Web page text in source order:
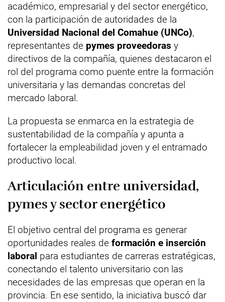
académico, empresarial y del sector energético,
con la participación de autoridades de la
Universidad Nacional del Comahue (UNCo),
representantes de pymes proveedoras y
directivos de la compañía, quienes destacaron el
rol del programa como puente entre la formación
universitaria y las demandas concretas del
mercado laboral.
La propuesta se enmarca en la estrategia de
sustentabilidad de la compañía y apunta a
fortalecer la empleabilidad joven y el entramado
productivo local.
Articulación entre universidad,
pymes y sector energético
El objetivo central del programa es generar
oportunidades reales de formación e inserción
laboral para estudiantes de carreras estratégicas,
conectando el talento universitario con las
necesidades de las empresas que operan en la
provincia. En ese sentido, la iniciativa buscó dar